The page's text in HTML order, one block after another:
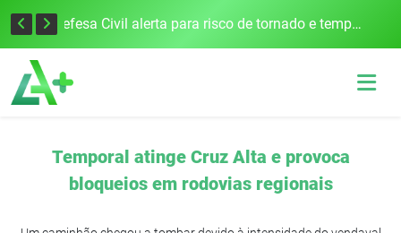
Justiça Eleitoral intensifica preparativos e faz alertas para as Eleições 2026 na 94ª Zona Eleitoral Defesa Civil alerta para risco de tornado e tempestades severas no RS entre esta quinta e sexta-feira
Temporal atinge Cruz Alta e provoca
bloqueios em rodovias regionais